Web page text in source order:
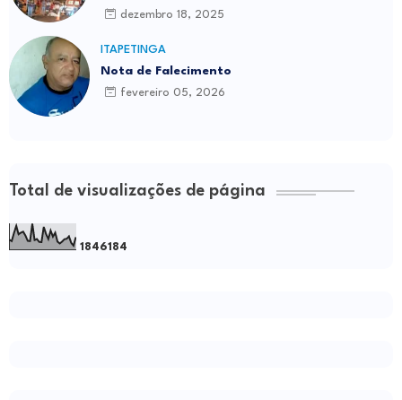
dezembro 18, 2025
ITAPETINGA
Nota de Falecimento
fevereiro 05, 2026
Total de visualizações de página
1 8461 84